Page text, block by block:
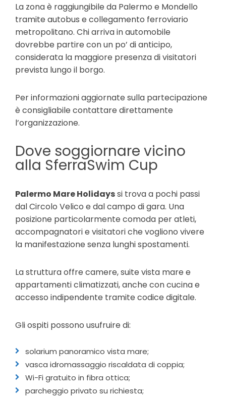
La zona è raggiungibile da Palermo e Mondello
tramite autobus e collegamento ferroviario
metropolitano. Chi arriva in automobile
dovrebbe partire con un po’ di anticipo,
considerata la maggiore presenza di visitatori
prevista lungo il borgo.
Per informazioni aggiornate sulla partecipazione
è consigliabile contattare direttamente
l’organizzazione.
Dove soggiornare vicino
alla SferraSwim Cup
Palermo Mare Holidayssi trova a pochi passi
dal Circolo Velico e dal campo di gara. Una
posizione particolarmente comoda per atleti,
accompagnatori e visitatori che vogliono vivere
la manifestazione senza lunghi spostamenti.
La struttura offre camere, suite vista mare e
appartamenti climatizzati, anche con cucina e
accesso indipendente tramite codice digitale.
Gli ospiti possono usufruire di:
solarium panoramico vista mare;
vasca idromassaggio riscaldata di coppia;
Wi-Fi gratuito in fibra ottica;
parcheggio privato su richiesta;